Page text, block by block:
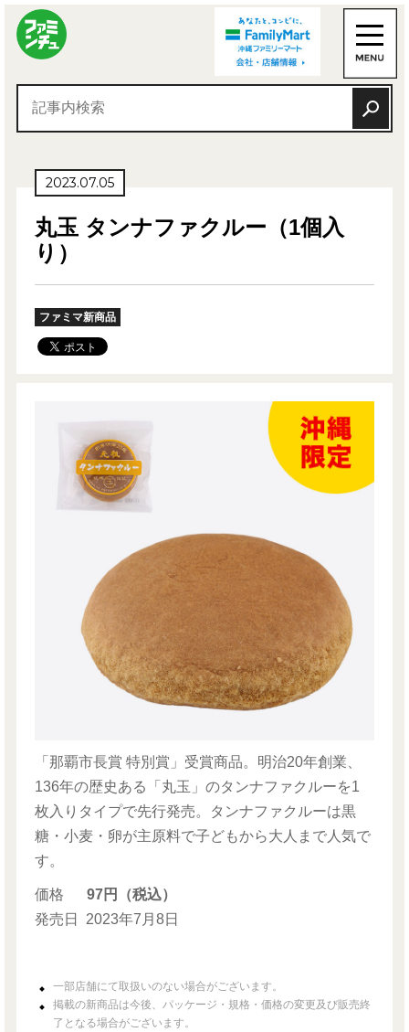
2023.07.05
丸玉 タンナファクルー（1個入
り）
ファミマ新商品
「那覇市長賞 特別賞」受賞商品。明治20年創業、
136年の歴史ある「丸玉」のタンナファクルーを1
枚入りタイプで先行発売。タンナファクルーは黒
糖・小麦・卵が主原料で子どもから大人まで人気で
す。
価格
97円（税込）
発売日
2023年7月8日
一部店舗にて取扱いのない場合がございます。
掲載の新商品は今後、パッケージ・規格・価格の変更及び販売終
了となる場合がございます。